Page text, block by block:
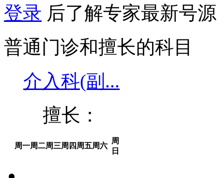
登录 后了解专家最新号
普通门诊和擅长的科目
介入科(副...
擅长：
周一周二周三周四 周五周六
周
日